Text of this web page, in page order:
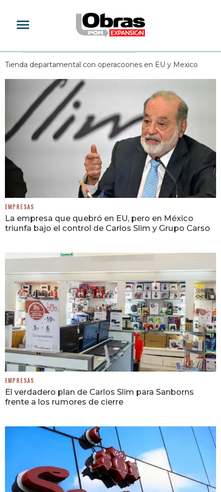
Tienda departamental con operacoones en EU y Mexico
EMPRESAS
La empresa que quebró en EU, pero en México
triunfa bajo el control de Carlos Slim y Grupo Carso
EMPRESAS
El verdadero plan de Carlos Slim para Sanborns
frente a los rumores de cierre